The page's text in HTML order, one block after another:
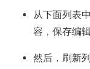
从下面列表
容，保存编
然后，刷新